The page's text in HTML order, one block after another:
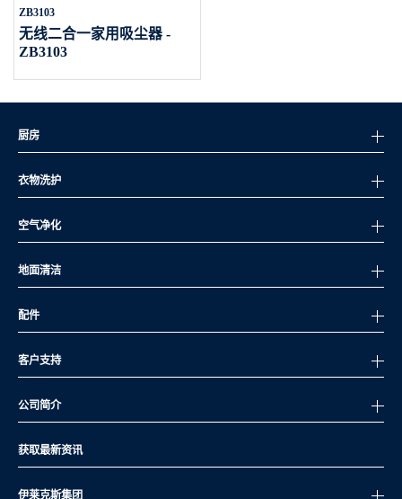
ZB3103
无线二合一家用吸尘器 -
ZB3103
厨房
衣物洗护
空气净化
地面清洁
配件
客户支持
公司简介
获取最新资讯
伊莱克斯集团